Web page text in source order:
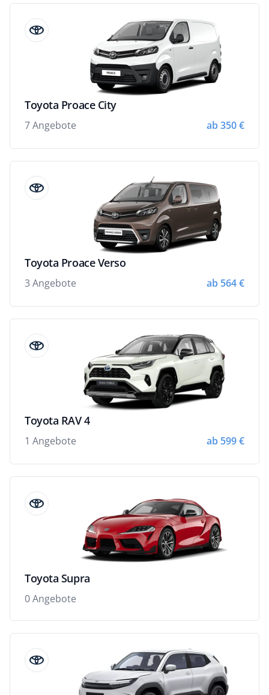
Toyota Proace City
7 Angebote ab 350 €
Toyota Proace Verso
3 Angebote ab 564 €
Toyota RAV 4
1 Angebote ab 599 €
Toyota Supra
0 Angebote